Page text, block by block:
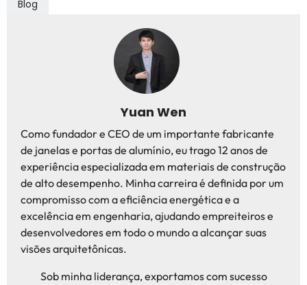
Blog
Yuan Wen
Como fundador e CEO de um importante fabricante
de janelas e portas de alumínio, eu trago 12 anos de
experiência especializada em materiais de construção
de alto desempenho. Minha carreira é definida por um
compromisso com a eficiência energética e a
excelência em engenharia, ajudando empreiteiros e
desenvolvedores em todo o mundo a alcançar suas
visões arquitetônicas.
Sob minha liderança, exportamos com sucesso